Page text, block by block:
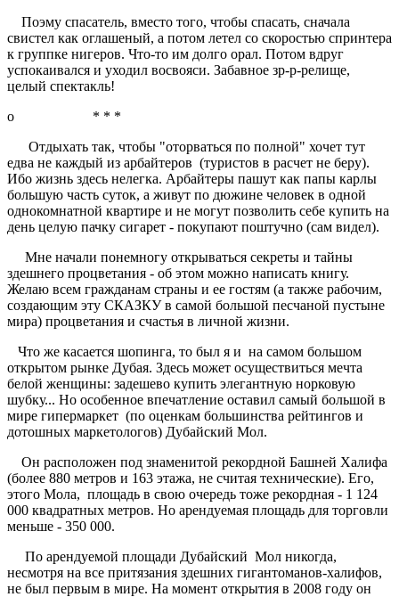
Поэму спасатель, вместо того, чтобы спасать, сначала
свистел как оглашеный, а потом летел со скоростью спринтера
к группке нигеров. Что-то им долго орал. Потом вдруг
успокаивался и уходил восвояси. Забавное зр-р-релище,
целый спектакль!
o * * *
Отдыхать так, чтобы "оторваться по полной" хочет тут
едва не каждый из арбайтеров (туристов в расчет не беру).
Ибо жизнь здесь нелегка. Арбайтеры пашут как папы карлы
большую часть суток, а живут по дюжине человек в одной
однокомнатной квартире и не могут позволить себе купить на
день целую пачку сигарет - покупают поштучно (сам видел).
Мне начали понемногу открываться секреты и тайны
здешнего процветания - об этом можно написать книгу.
Желаю всем гражданам страны и ее гостям (а также рабочим,
создающим эту СКАЗКУ в самой большой песчаной пустыне
мира) процветания и счастья в личной жизни.
Что же касается шопинга, то был я и на самом большом
открытом рынке Дубая. Здесь может осуществиться мечта
белой женщины: задешево купить элегантную норковую
шубку... Но особенное впечатление оставил самый большой в
мире гипермаркет (по оценкам большинства рейтингов и
дотошных маркетологов) Дубайский Мол.
Он расположен под знаменитой рекордной Башней Халифа
(более 880 метров и 163 этажа, не считая технические). Его,
этого Мола, площадь в свою очередь тоже рекордная - 1 124
000 квадратных метров. Но арендуемая площадь для торговли
меньше - 350 000.
По арендуемой площади Дубайский Мол никогда,
несмотря на все притязания здешних гигантоманов-халифов,
не был первым в мире. На момент открытия в 2008 году он